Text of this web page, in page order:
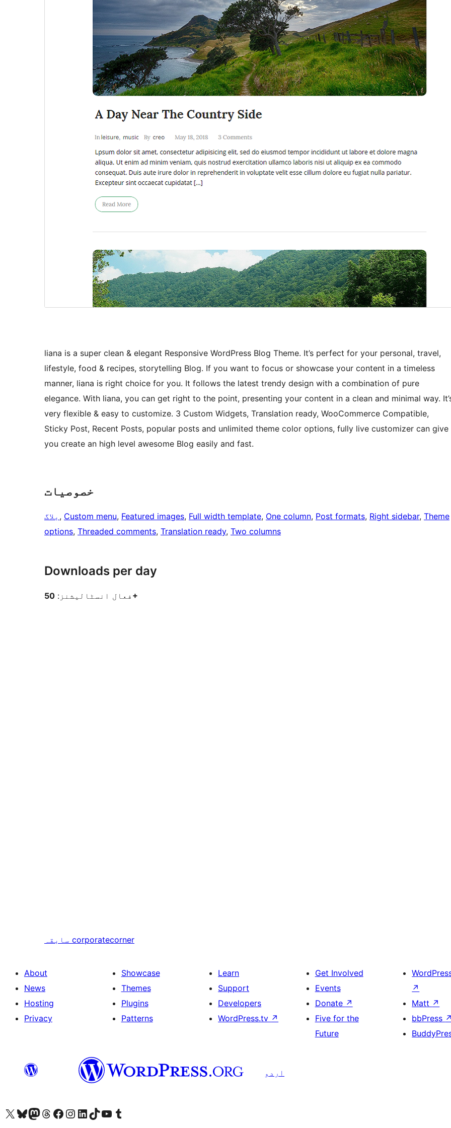
liana is a super clean & elegant Responsive WordPress Blog Theme. It’s perfect for your personal, travel,
lifestyle, food & recipes, storytelling Blog. If you want to focus or showcase your content in a timeless
manner, liana is right choice for you. It follows the latest trendy design with a combination of pure
elegance. With liana, you can get right to the point, presenting your content in a clean and minimal way.
very flexible & easy to customize. 3 Custom Widgets, Translation ready, WooCommerce Compatible,
Sticky Post, Recent Posts, popular posts and unlimited theme color options, fully live customizer can give
you create an high level awesome Blog easily and fast.
خصوصیات
بلاگ , Custom menu, Featured images, Full width template, One column, Post formats, Right sidebar, Theme
options, Threaded comments, Translation ready, Two columns
Downloads per day
فعال انسٹالیشنز: 50+
سابقہ corporatecorner
About
News
Hosting
Privacy
Showcase
Themes
Plugins
Patterns
Learn
Support
Developers
WordPress.tv ↗
Get Involved
Events
Donate ↗
Five for the
Future
↗
Matt ↗
bbPress ↗
اردو
Visit our X (formerly Twitter) account
ہمارے بلیواسکائی اکاؤنٹ پر جائیں
Visit our Mastodon account
ہمارے ٹھریڈز اکاؤنٹ پر جائیں
Visit our Facebook page
Visit our Instagram account
Visit our LinkedIn account
ہمارے ٹک ٹاک اکاؤنٹ پر جائیں
Visit our YouTube channel
ہمارے ٹمبلر اکاؤنٹ پر جائیں